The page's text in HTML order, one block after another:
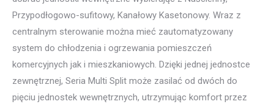
Przypodłogowo-sufitowy, Kanałowy Kasetonowy. Wraz z
centralnym sterowanie można mieć zautomatyzowany
system do chłodzenia i ogrzewania pomieszczeń
komercyjnych jak i mieszkaniowych. Dzięki jednej jednostce
zewnętrznej, Seria Multi Split może zasilać od dwóch do
pięciu jednostek wewnętrznych, utrzymując komfort przez